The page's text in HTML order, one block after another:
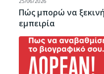
Πώς μπορώ να
εμπειρία